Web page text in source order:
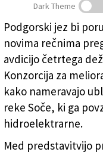
V Podgori bi radi
novi rečni pregradi
Dark Theme
Podgorski jez bi
novima rečnima
avdicijo četrtega
Konzorcija za
kako nameravajo
reke Soče, ki ga
hidroelektrarne.
Med predstavitvijo